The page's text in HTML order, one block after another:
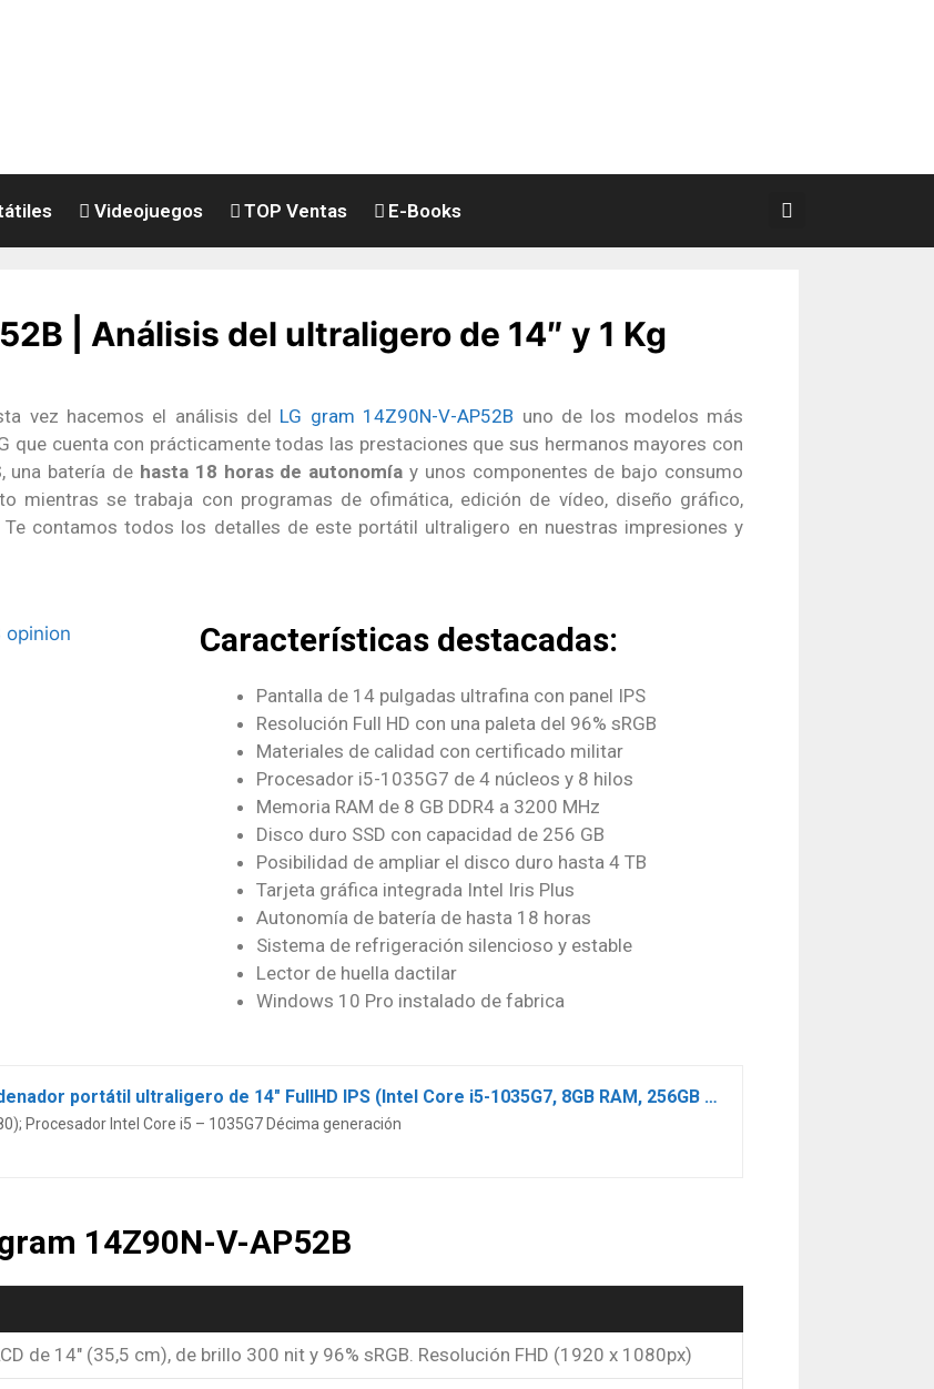
Videojuegos TOP Ventas E-Books
| Análisis del ultraligero de 14″ y 1 Kg
vez hacemos el análisis del LG gram 14Z90N-V-AP52B uno de los modelos más
que cuenta con prácticamente todas las prestaciones que sus hermanos mayores con
, una batería de hasta 18 horas de autonomía y unos componentes de bajo consumo
mientras se trabaja con programas de ofimática, edición de vídeo, diseño gráfico,
contamos todos los detalles de este portátil ultraligero en nuestras impresiones y
Características destacadas:
Pantalla de 14 pulgadas ultrafina con panel IPS
Resolución Full HD con una paleta del 96% sRGB
Materiales de calidad con certificado militar
Procesador i5-1035G7 de 4 núcleos y 8 hilos
Memoria RAM de 8 GB DDR4 a 3200 MHz
Disco duro SSD con capacidad de 256 GB
Posibilidad de ampliar el disco duro hasta 4 TB
Tarjeta gráfica integrada Intel Iris Plus
Autonomía de batería de hasta 18 horas
Sistema de refrigeración silencioso y estable
Lector de huella dactilar
Windows 10 Pro instalado de fabrica
LG gram 14Z90N-V.AP52B – Ordenador portátil ultraligero de 14″ FullHD IPS (Intel Core i5-1035G7, 8GB RAM, 256GB SSD, Windows 10 Pro) Plata – Teclado QWERTY Español
Procesador Intel Core i5 – 1035G7 Décima generación
14Z90N-V-AP52B
de 14″ (35,5 cm), de brillo 300 nit y 96% sRGB. Resolución FHD (1920 x 1080px)